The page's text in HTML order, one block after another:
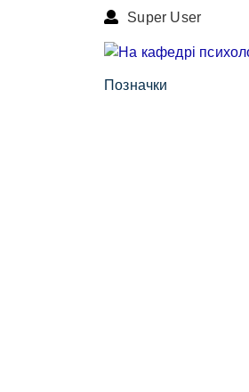
Super User
Позначки